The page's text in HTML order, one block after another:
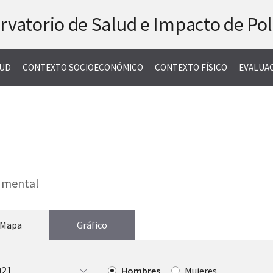
de Salud e Impacto de
CONTEXTO SOCIOECONÓMICO CONTEXTO FÍSICO
mental
Mapa Gráfico
ElegirHombres Mujeres